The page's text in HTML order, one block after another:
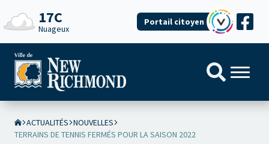
17C
Nuageux
Portail citoyen
ACTUALITÉS NOUVELLES
TERRAINS DE TENNIS FERMÉS POUR LA SAISON 2022